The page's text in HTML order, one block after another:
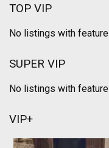
TOP VIP
No listings with feature
SUPER VIP
No listings with feature
VIP+